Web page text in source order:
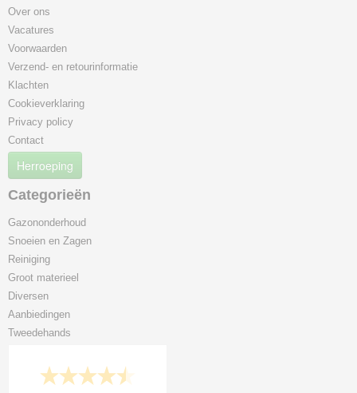
Over ons
Vacatures
Voorwaarden
Verzend- en retourinformatie
Klachten
Cookieverklaring
Privacy policy
Contact
Herroeping
Categorieën
Gazononderhoud
Snoeien en Zagen
Reiniging
Groot materieel
Diversen
Aanbiedingen
Tweedehands